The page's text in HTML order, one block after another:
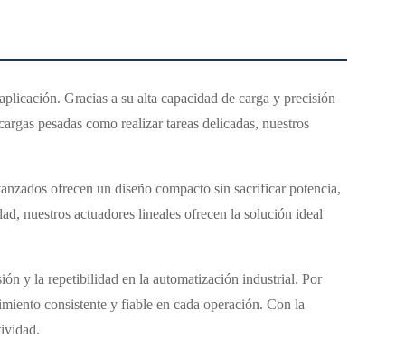
Gracias a su alta capacidad de carga y precisión
pesadas como realizar tareas delicadas, nuestros
ofrecen un diseño compacto sin sacrificar potencia,
nuestros actuadores lineales ofrecen la solución ideal
y la repetibilidad en la automatización industrial. Por
consistente y fiable en cada operación. Con la